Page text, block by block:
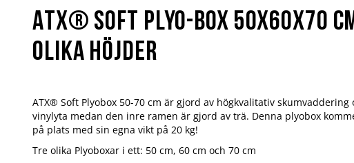
ATX® Soft Plyo-Box 50x60x70
olika höjder
ATX® Soft Plyobox 50-70 cm är gjord av högkvalitativ
vinylyta medan den inre ramen är gjord av trä. Denna plyobox
på plats med sin egna vikt på 20 kg!
Tre olika Plyoboxar i ett: 50 cm, 60 cm och 70 cm